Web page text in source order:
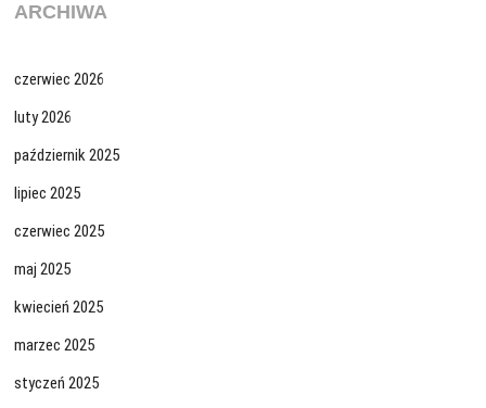
ARCHIWA
czerwiec 2026
luty 2026
październik 2025
lipiec 2025
czerwiec 2025
maj 2025
kwiecień 2025
marzec 2025
styczeń 2025